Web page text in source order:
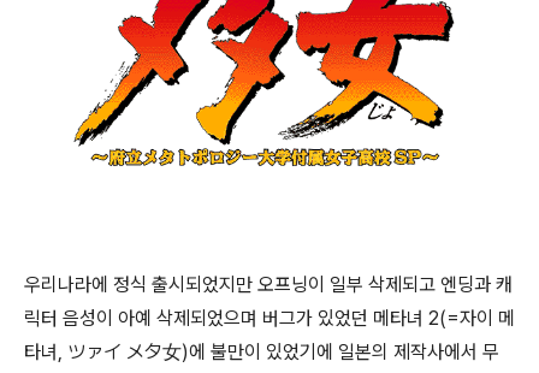
우리나라에 정식 출시되었지만 오프닝이 일부 삭제되고 엔딩과 캐
릭터 음성이 아예 삭제되었으며 버그가 있었던 메타녀 2(=자이 메
타녀, ツァイ メタ女)에 불만이 있었기에 일본의 제작사에서 무